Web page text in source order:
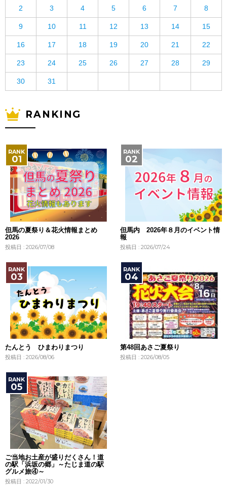
2 3 4 5 6 7 8
9 10 11 12 13 14 15
16 17 18 19 20 21 22
23 24 25 26 27 28 29
30 31
RANKING
但馬の夏祭り＆花火情報まとめ
2026
投稿日 : 2026/07/08
但馬内 2026年８月のイベント情
報
投稿日 : 2026/07/24
たんとう ひまわりまつり
投稿日 : 2026/08/06
第48回あさご夏祭り
投稿日 : 2026/08/05
ご当地お土産が盛りだくさん！道
の駅「浜坂の郷」～たじま道の駅
グルメ旅④～
投稿日 : 2022/01/30